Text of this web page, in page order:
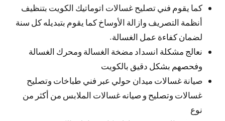
كما يقوم فني تصليح غسالات اتوماتيك الكويت بتنظيف
أنظمة التصريف وازالة الأوساخ كما يقوم بتبديله كل سنة
لضمان كفاءة عمل الغسالة.
نعالج مشكلة انسداد مضخة الغسالة ومحرك الغسالة
وفحصهم بشكل دقيق بالكويت
صيانة غسالات ميدان حولي عبر فني طباخات وتصليح
غسالات وتصليح و صيانه غسالات الملابس من أكثر من
نوع